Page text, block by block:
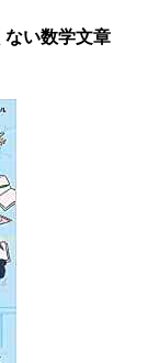
ない数学文章